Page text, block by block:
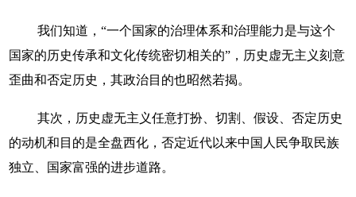
我们知道，“一个国家的治理体系和治理能力是与这个
国家的历史传承和文化传统密切相关的”，历史虚无主义刻意
歪曲和否定历史，其政治目的也昭然若揭。
其次，历史虚无主义任意打扮、切割、假设、否定历史
的动机和目的是全盘西化，否定近代以来中国人民争取民族
独立、国家富强的进步道路。